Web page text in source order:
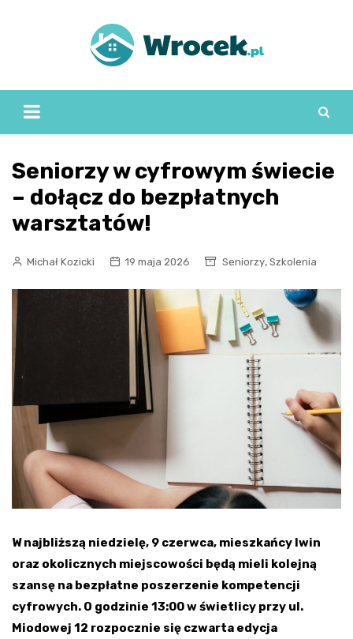
Seniorzy w cyfrowym świecie
– dołącz do bezpłatnych
warsztatów!
Michał Kozicki 19 maja 2026 Seniorzy, Szkolenia
W najbliższą niedzielę, 9 czerwca, mieszkańcy Iwin
oraz okolicznych miejscowości będą mieli kolejną
szansę na bezpłatne poszerzenie kompetencji
cyfrowych. O godzinie 13:00 w świetlicy przy ul.
Miodowej 12 rozpocznie się czwarta edycja